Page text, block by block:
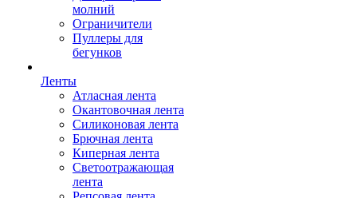
молний
Ограничители
Пуллеры для
бегунков
Ленты
Атласная лента
Окантовочная лента
Силиконовая лента
Брючная лента
Киперная лента
Светоотражающая
лента